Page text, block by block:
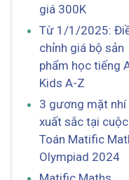
giá 300K
Từ 1/1/2025:
chỉnh giá bộ sản
phẩm học tiếng
Kids A-Z
3 gương mặt nhí
xuất sắc tại
Toán Matific
Olympiad 2024